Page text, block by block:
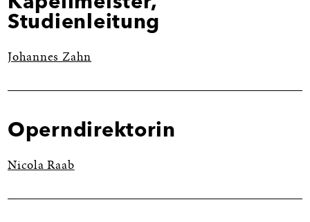
Studienleitung
Johannes Zahn
Operndirektorin
Nicola Raab